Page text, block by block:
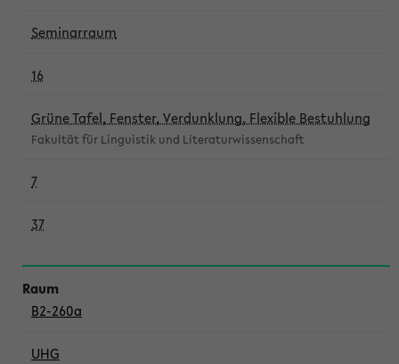
Seminarraum
16
Grüne Tafel, Fenster, Verdunklung, Flexible Bestuhlung
Fakultät für Linguistik und Literaturwissenschaft
7
37
B2-260a
UHG